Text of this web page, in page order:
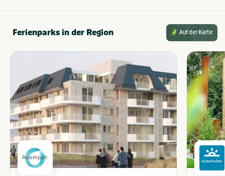
Ferienparks in der Region Auf der Karte